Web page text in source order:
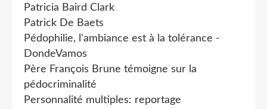
Patricia Baird Clark
Patrick De Baets
Pédophilie, l'ambiance est à la tolérance -
DondeVamos
Père François Brune témoigne sur la
pédocriminalité
Personnalité multiples: reportage